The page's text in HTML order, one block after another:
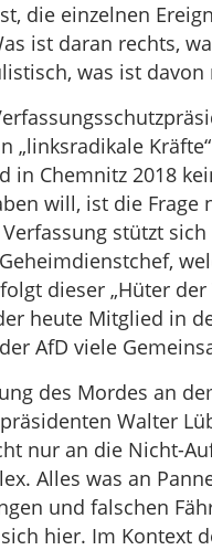
die einzelnen
ist daran rechts,
was ist davon
„linksradikale
in Chemnitz 2018
will, ist die Frage
stützt
dieser „Hüter der
heute Mitglied in
AfD viele
des Mordes an
Walter
nur an die Nicht-
Alles was an
und falschen
hier. Im Kontext